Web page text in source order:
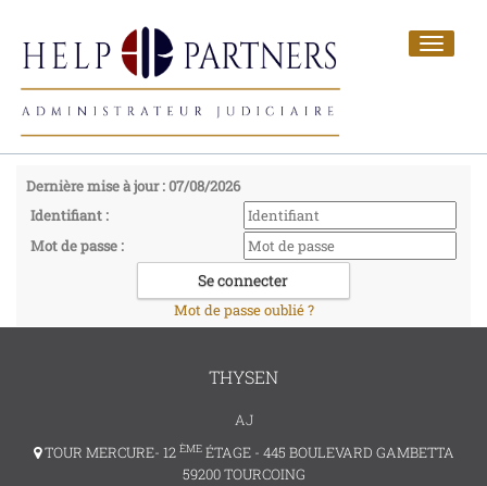
Toggle
Dernière mise à jour : 07/08/2026
Identifiant :
Mot de passe :
Mot de passe oublié ?
THYSEN
AJ
TOUR MERCURE- 12 ÈMEÉTAGE - 445 BOULEVARD GAMBETTA
59200 TOURCOING